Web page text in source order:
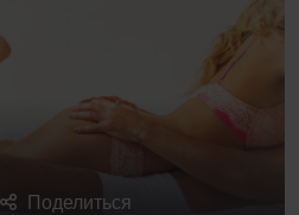
Поделиться